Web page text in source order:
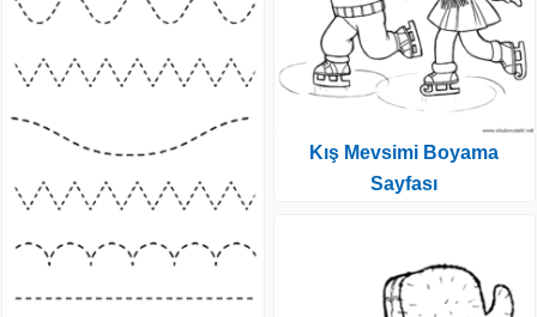
Kış Mevsimi Boyama
Sayfası